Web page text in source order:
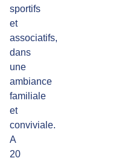
sportifs
et
associatifs,
dans
une
ambiance
familiale
et
conviviale.
A
20